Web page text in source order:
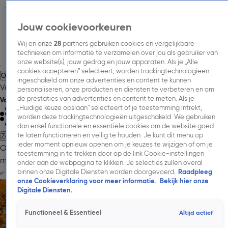
Over Talpa Media. Adverteren. Inspiratie. Nieuws. Inkoopinformatie.
Vacatures.Contact.
Volg Talpa Media
Zoeken
Over Talpa Media.Adverteren.Onze
merken.Cases.Onderzoeken.Nieuws. Inkoopinformatie.
Jouw cookievoorkeuren
Wij en onze 28partners gebruiken cookies en vergelijkbare
technieken om informatie te verzamelen over jou als gebruiker van
onze website(s), jouw gedrag en jouw apparaten. Als je „Alle
cookies accepteren” selecteert, worden trackingtechnologieën
ingeschakeld om onze advertenties en content te kunnen
personaliseren, onze producten en diensten te verbeteren en om
de prestaties van advertenties en content te meten. Als je
„Huidige keuze opslaan” selecteert of je toestemming intrekt,
worden deze trackingtechnologieën uitgeschakeld. We gebruiken
dan enkel functionele en essentiële cookies om de website goed
te laten functioneren en veilig te houden. Je kunt dit menu op
ieder moment opnieuw openen om je keuzes te wijzigen of om je
toestemming in te trekken door op de link Cookie-instellingen
onder aan de webpagina te klikken. Je selecties zullen overal
binnen onze Digitale Diensten worden doorgevoerd. Raadpleeg
onze Cookieverklaring voor meer informatie.
Bekijk hier onze
Digitale Diensten.
Functioneel & Essentieel Altijd actief